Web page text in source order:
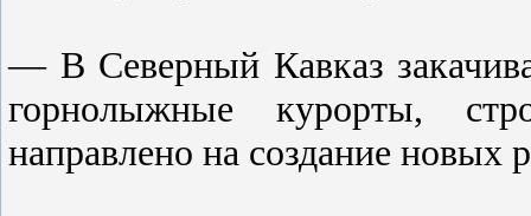
— В Северный Кавказ
горнолыжные курорты,
направлено на создание новых